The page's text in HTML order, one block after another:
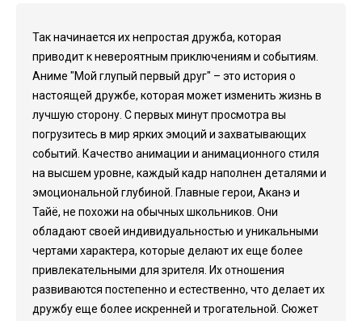
Так начинается их непростая дружба, которая
приводит к невероятным приключениям и событиям.
Аниме "Мой глупый первый друг" – это история о
настоящей дружбе, которая может изменить жизнь в
лучшую сторону. С первых минут просмотра вы
погрузитесь в мир ярких эмоций и захватывающих
событий. Качество анимации и анимационного стиля
на высшем уровне, каждый кадр наполнен деталями и
эмоциональной глубиной. Главные герои, Аканэ и
Тайё, не похожи на обычных школьников. Они
обладают своей индивидуальностью и уникальными
чертами характера, которые делают их еще более
привлекательными для зрителя. Их отношения
развиваются постепенно и естественно, что делает их
дружбу еще более искренней и трогательной. Сюжет